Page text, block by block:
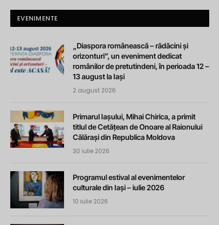
EVENIMENTE
„Diaspora românească – rădăcini și
orizonturi”, un eveniment dedicat
românilor de pretutindeni, în perioada 12 –
13 august la Iași
2 august 2026
Primarul Iașului, Mihai Chirica, a primit
titlul de Cetățean de Onoare al Raionului
Călărași din Republica Moldova
30 iulie 2026
Programul estival al evenimentelor
culturale din Iași – iulie 2026
10 iulie 2026